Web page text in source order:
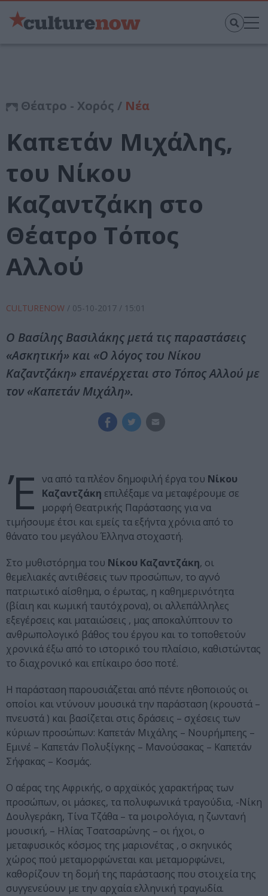
Θέατρο - Χορός / Νέα
Καπετάν Μιχάλης,
του Nίκου
Kαζαντζάκη στο
Θέατρο Τόπος
Αλλού
CULTURENOW / 05-10-2017 / 15:01
Ο Βασίλης Βασιλάκης μετά τις παραστάσεις
«Ασκητική» και «Ο λόγος του Νίκου
Καζαντζάκη» επανέρχεται στο Τόπος Αλλού με
τον «Καπετάν Μιχάλη».
Έ να από τα πλέον δημοφιλή έργα του Νίκου
Καζαντζάκη επιλέξαμε να μεταφέρουμε σε
μορφή Θεατρικής Παράστασης για να
τιμήσουμε έτσι και εμείς τα εξήντα χρόνια από το
θάνατο του μεγάλου Έλληνα στοχαστή.
Στο μυθιστόρημα του Νίκου Καζαντζάκη, οι
θεμελιακές αντιθέσεις των προσώπων, το αγνό
πατριωτικό αίσθημα, ο έρωτας, η καθημερινότητα
(βίαιη και κωμική ταυτόχρονα), οι αλλεπάλληλες
εξεγέρσεις και ματαιώσεις , μας αποκαλύπτουν το
ανθρωπολογικό βάθος του έργου και το τοποθετούν
χρονικά έξω από το ιστορικό του πλαίσιο, καθιστώντας
το διαχρονικό και επίκαιρο όσο ποτέ.
Η παράσταση παρουσιάζεται από πέντε ηθοποιούς οι
οποίοι και ντύνουν μουσικά την παράσταση (κρουστά –
πνευστά ) και βασίζεται στις δράσεις – σχέσεις των
κύριων προσώπων: Καπετάν Μιχάλης – Νουρήμπεης –
Εμινέ – Καπετάν Πολυξίγκης – Μανούσακας – Καπετάν
Σήφακας – Κοσμάς.
Ο αέρας της Αφρικής, ο αρχαϊκός χαρακτήρας των
προσώπων, οι μάσκες, τα πολυφωνικά τραγούδια, -Νίκη
Δουλγεράκη, Τίνα Τζάθα – τα μοιρολόγια, η ζωντανή
μουσική, – Ηλίας Τσατσαρώνης – οι ήχοι, ο
μεταφυσικός κόσμος της μαριονέτας , ο σκηνικός
χώρος πού μεταμορφώνεται και μεταμορφώνει,
καθορίζουν τη δομή της παράστασης που στοιχεία της
συγγενεύουν με την αρχαία ελληνική τραγωδία.